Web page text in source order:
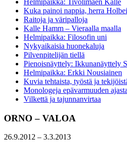
Helmipaikka: Tivolimäen Kalle
Kuka painoi nappia, herra
Raitoja ja väripalloja
Kalle Hamm – Vieraalla maalla
Helmipaikka: Filosofin uni
Nykyaikaisia huonekaluja
Pilvenpitelijän tiellä
Pienoisnäyttely: Ikkunanäyttely
Helmipaikka: Erkki Nousiainen
Kuvia tehtaista, työstä ja
Monologeja epävarmuuden ajasta
Vilkettä ja tajunnanvirtaa
ORNO – VALOA
26.9.2012 – 3.3.2013